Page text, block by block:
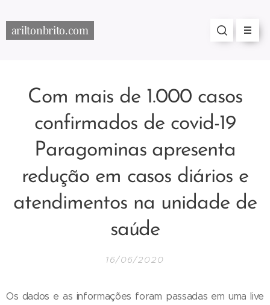
ariltonbrito.com
Com mais de 1.000 casos
confirmados de covid-19
Paragominas apresenta
redução em casos diários e
atendimentos na unidade de
saúde
16/06/2020
Os dados e as informações foram passadas em uma live